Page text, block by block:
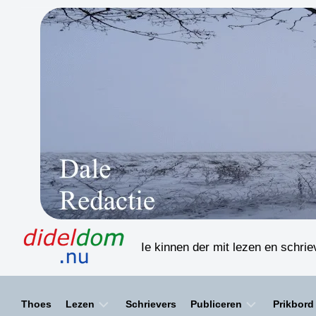
Ie kinnen der mit lezen en
Thoes Lezen Schrievers Publiceren Prikbord